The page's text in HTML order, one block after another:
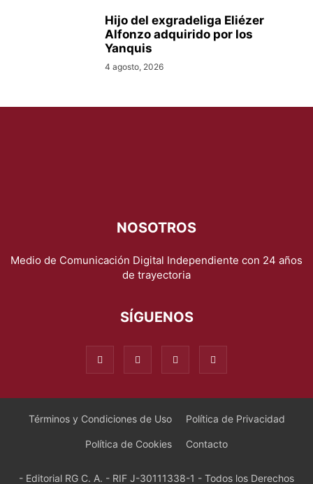
Hijo del exgradeliga Eliézer
Alfonzo adquirido por los
Yanquis
4 agosto, 2026
NOSOTROS
Medio de Comunicación Digital Independiente con 24 años
de trayectoria
SÍGUENOS
Términos y Condiciones de Uso Política de Privacidad
Política de Cookies Contacto
- Editorial RG C. A. - RIF J-30111338-1 - Todos los Derechos